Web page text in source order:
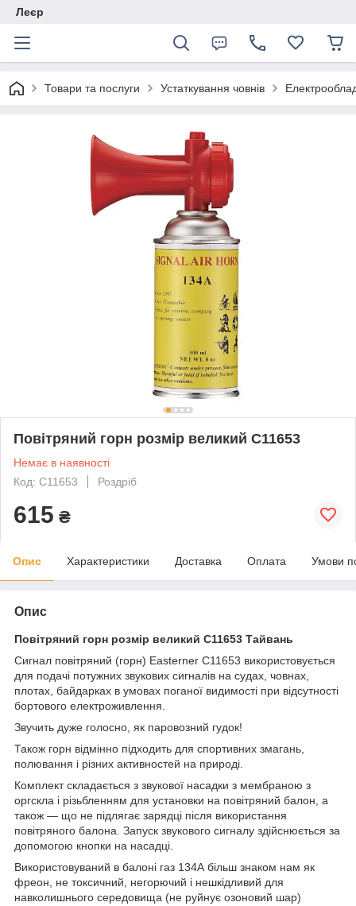
Леєр
Товари та послуги Устаткування човнів
Повітряний горн розмір великий C11653
Немає в наявності
Код: C11653
Роздріб
615 ₴
Опис Характеристики Доставка Оплата Умови
Опис
Повітряний горн розмір великий C11653 Тайвань
Сигнал повітряний (горн) Easterner C11653 використовується
для подачі потужних звукових сигналів на судах, човнах,
плотах, байдарках в умовах поганої видимості при відсутності
бортового електроживлення.
Звучить дуже голосно, як паровозний гудок!
Також горн відмінно підходить для спортивних змагань,
полювання і різних активностей на природі.
Комплект складається з звукової насадки з мембраною з
оргскла і різьбленням для установки на повітряний балон, а
також — що не підлягає зарядці після використання
повітряного балона. Запуск звукового сигналу здійснюється за
допомогою кнопки на насадці.
Використовуваний в балоні газ 134А більш знаком нам як
фреон, не токсичний, негорючий і нешкідливий для
навколишнього середовища (не руйнує озоновий шар)